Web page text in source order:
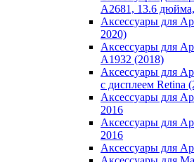
A2681, 13.6
Аксессуары для
2020)
Аксессуары для
A1932 (2018)
Аксессуары для
с дисплеем Retina
Аксессуары для
2016
Аксессуары для
2016
Аксессуары для